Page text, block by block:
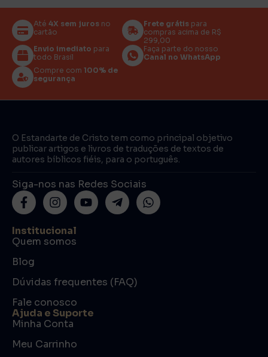
Até 4X sem juros no
cartão
Frete grátis para
compras acima de R$
299,00
Envio imediato para
todo Brasil
Faça parte do nosso
Canal no WhatsApp
Compre com 100% de
segurança
O Estandarte de Cristo tem como principal objetivo
publicar artigos e livros de traduções de textos de
autores bíblicos fiéis, para o português.
Siga-nos nas Redes Sociais
Institucional
Quem somos
Blog
Dúvidas frequentes (FAQ)
Fale conosco
Ajuda e Suporte
Minha Conta
Meu Carrinho